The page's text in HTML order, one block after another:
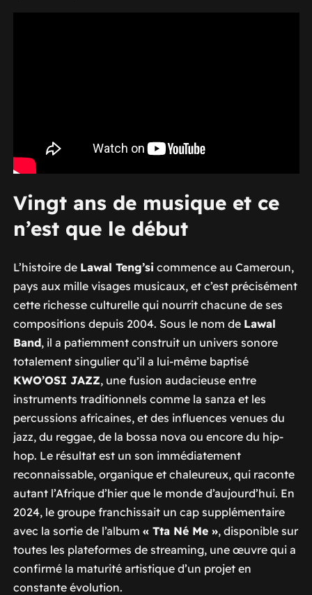
Vingt ans de musique et ce
n’est que le début
L’histoire de Lawal Teng’si commence au Cameroun,
pays aux mille visages musicaux, et c’est précisément
cette richesse culturelle qui nourrit chacune de ses
compositions depuis 2004. Sous le nom de Lawal
Band, il a patiemment construit un univers sonore
totalement singulier qu’il a lui-même baptisé
KWO’OSI JAZZ, une fusion audacieuse entre
instruments traditionnels comme la sanza et les
percussions africaines, et des influences venues du
jazz, du reggae, de la bossa nova ou encore du hip-
hop. Le résultat est un son immédiatement
reconnaissable, organique et chaleureux, qui raconte
autant l’Afrique d’hier que le monde d’aujourd’hui. En
2024, le groupe franchissait un cap supplémentaire
avec la sortie de l’album « Tta Né Me », disponible sur
toutes les plateformes de streaming, une œuvre qui a
confirmé la maturité artistique d’un projet en
constante évolution.